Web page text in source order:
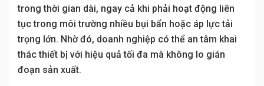
trong thời gian dài, ngay cả khi phải hoạt động liên
tục trong môi trường nhiều bụi bẩn hoặc áp lực tải
trọng lớn. Nhờ đó, doanh nghiệp có thể an tâm khai
thác thiết bị với hiệu quả tối đa mà không lo gián
đoạn sản xuất.